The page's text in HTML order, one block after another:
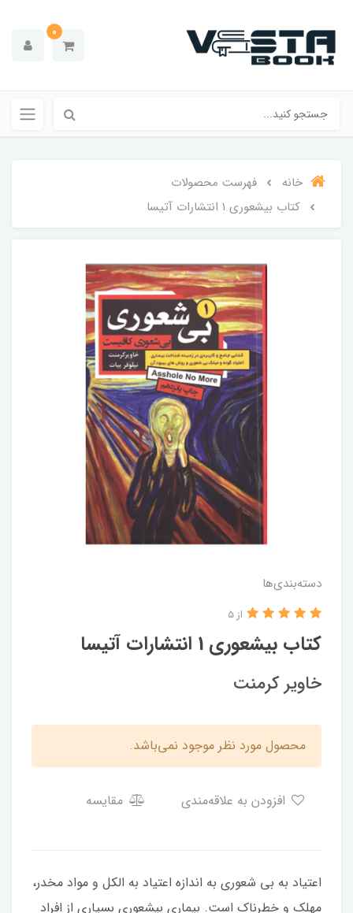
0
خانه
فهرست محصولات
کتاب بیشعوری 1 انتشارات آتیسا
دسته‌بندی‌ها
کتاب بیشعوری 1 انتشارات آتیسا
از 5
خاویر کرمنت
محصول مورد نظر موجود نمی‌باشد.
مقایسه
اعتیاد به بی شعوری به اندازه اعتیاد به الکل و مواد مخدر،
مهلک و خطرناک است. بیماری بیشعوری بسیاری از افراد